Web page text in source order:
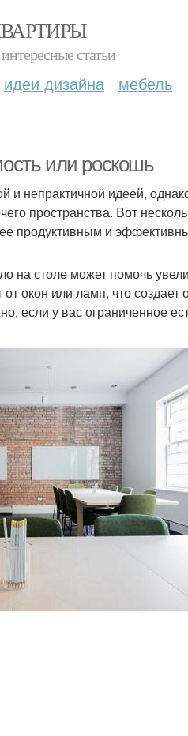
статьи
идеи дизайна мебель
или роскошь
и непрактичной идеей,
пространства. Вот
продуктивным и
на столе может помочь
окон или ламп, что
если у вас ограниченное